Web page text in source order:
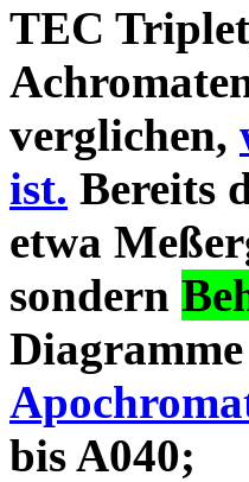
TEC
verglichen,
ist. Bereits
etwa
sondern
bis